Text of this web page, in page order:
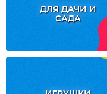
ДЛЯ ДАЧИ И
САДА